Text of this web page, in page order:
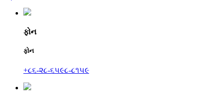
ફોન
ફોન
+૮૬-૨૮-૬૫૯૮-૮૧૫૯